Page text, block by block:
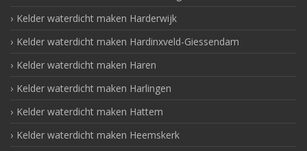
Kelder waterdicht maken Harderwijk
Kelder waterdicht maken Hardinxveld-Giessendam
Kelder waterdicht maken Haren
Kelder waterdicht maken Harlingen
Kelder waterdicht maken Hattem
Kelder waterdicht maken Heemskerk